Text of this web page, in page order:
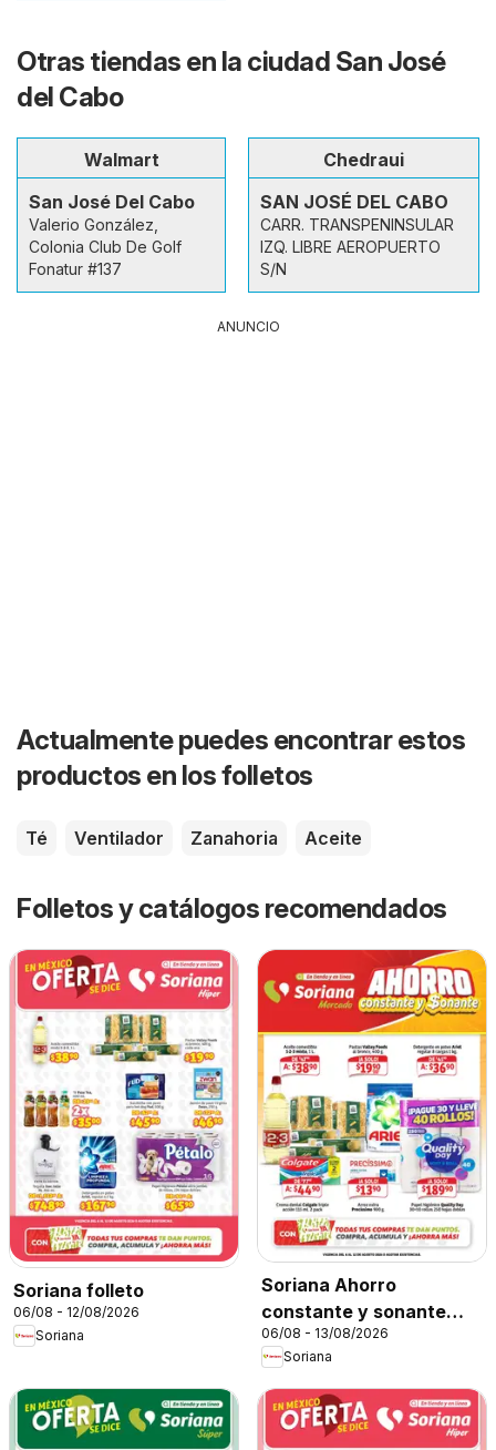
Otras tiendas en la ciudad San José
del Cabo
Walmart
San José Del Cabo
Valerio González,
Colonia Club De Golf
Fonatur #137
Chedraui
SAN JOSÉ DEL CABO
CARR. TRANSPENINSULAR
IZQ. LIBRE AEROPUERTO
S/N
ANUNCIO
Actualmente puedes encontrar estos
productos en los folletos
Té Ventilador Zanahoria Aceite
Folletos y catálogos recomendados
Soriana folleto
06/08 - 12/08/2026
Soriana
Soriana Ahorro
constante y sonante
Mercado Nacional
06/08 - 13/08/2026
Soriana